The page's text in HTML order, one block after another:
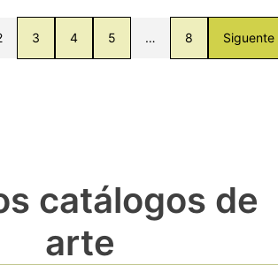
3 4 5 … 8 Siguente
catálogos de
arte